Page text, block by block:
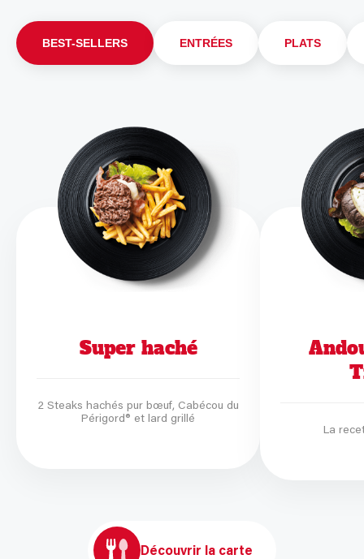
BEST-SELLERS ENTRÉES PLATS
Super haché
2 Steaks hachés pur bœuf, Cabécou du
Périgord® et lard grillé
La
Découvrir la carte